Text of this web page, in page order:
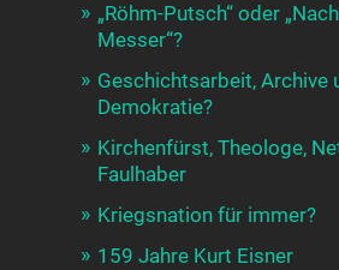
„Röhm-Putsch“ oder
Messer“?
Geschichtsarbeit, Archive
Demokratie?
Kirchenfürst, Theologe,
Faulhaber
Kriegsnation für immer?
159 Jahre Kurt Eisner